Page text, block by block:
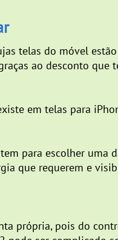
telas do móvel
ao desconto
em telas para
para escolher uma
que requerem e
própria, pois do